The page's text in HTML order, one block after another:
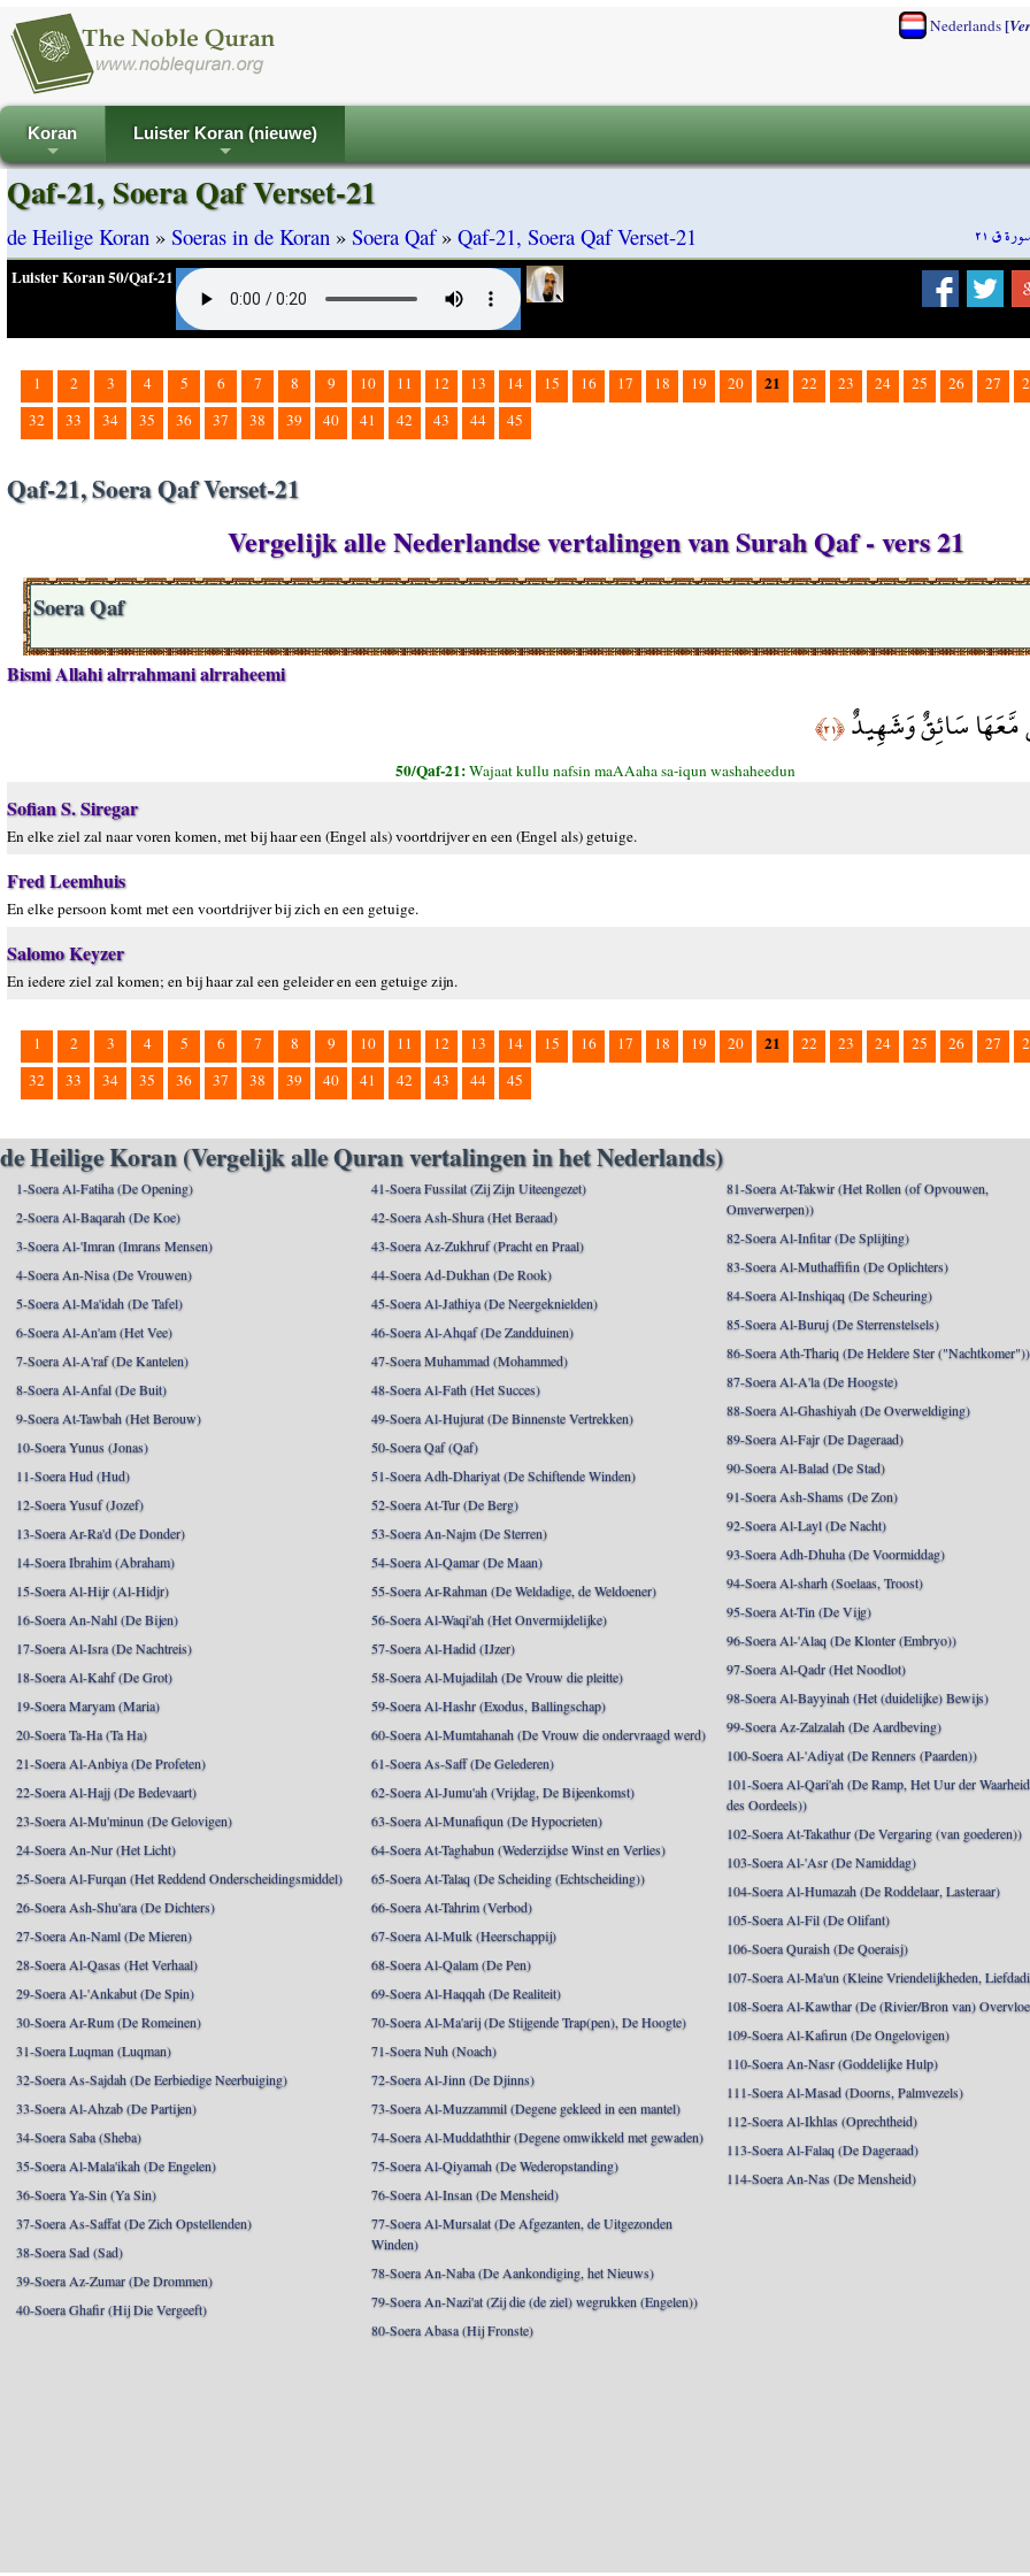
Nederlands[
+
Koran
+
Luister Koran (nieuwe)
ق ٢١
Qaf-21, Soera Qaf Verset-21
de Heilige Koran » Soeras in de Koran » Soera Qaf» Qaf-21, Soera Qaf Verset-21
Luister Koran 50/Qaf-21
1 2 3 4 5 6 7 8 9 10 11 12 13 14 15 16 17 18 19 20 21 22 23 24 25 26 27
32
33 34 35 36 37 38 39 40 41 42 43 44 45
Qaf-21, Soera Qaf Verset-21
Vergelijk alle Nederlandse vertalingen van Surah Qaf - vers 21
Soera Qaf
Bismi Allahi alrrahmani alrraheemi
سَائِقٌ وَشَهِيدٌ﴿٢١﴾
50/Qaf-21:Wajaat kullu nafsin maAAaha sa-iqun washaheedun
Sofian S. Siregar
En elke ziel zal naar voren komen, met bij haar een (Engel als) voortdrijver en een (Engel als) getuige.
Fred Leemhuis
En elke persoon komt met een voortdrijver bij zich en een getuige.
Salomo Keyzer
En iedere ziel zal komen; en bij haar zal een geleider en een getuige zijn.
1 2 3 4 5 6 7 8 9 10 11 12 13 14 15 16 17 18 19 20 21 22 23 24 25 26 27
32
33 34 35 36 37 38 39 40 41 42 43 44 45
de Heilige Koran (Vergelijk alle Quran vertalingen in het Nederlands)
1-Soera Al-Fatiha (De Opening)
2-Soera Al-Baqarah (De Koe)
3-Soera Al-'Imran (Imrans Mensen)
4-Soera An-Nisa (De Vrouwen)
5-Soera Al-Ma'idah (De Tafel)
6-Soera Al-An'am (Het Vee)
7-Soera Al-A'raf (De Kantelen)
8-Soera Al-Anfal (De Buit)
9-Soera At-Tawbah (Het Berouw)
10-Soera Yunus (Jonas)
11-Soera Hud (Hud)
12-Soera Yusuf (Jozef)
13-Soera Ar-Ra'd (De Donder)
14-Soera Ibrahim (Abraham)
15-Soera Al-Hijr (Al-Hidjr)
16-Soera An-Nahl (De Bijen)
17-Soera Al-Isra (De Nachtreis)
18-Soera Al-Kahf (De Grot)
19-Soera Maryam (Maria)
20-Soera Ta-Ha (Ta Ha)
21-Soera Al-Anbiya (De Profeten)
22-Soera Al-Hajj (De Bedevaart)
23-Soera Al-Mu'minun (De Gelovigen)
24-Soera An-Nur (Het Licht)
25-Soera Al-Furqan (Het Reddend Onderscheidingsmiddel)
26-Soera Ash-Shu'ara (De Dichters)
27-Soera An-Naml (De Mieren)
28-Soera Al-Qasas (Het Verhaal)
29-Soera Al-'Ankabut (De Spin)
30-Soera Ar-Rum (De Romeinen)
31-Soera Luqman (Luqman)
32-Soera As-Sajdah (De Eerbiedige Neerbuiging)
33-Soera Al-Ahzab (De Partijen)
34-Soera Saba (Sheba)
35-Soera Al-Mala'ikah (De Engelen)
36-Soera Ya-Sin (Ya Sin)
37-Soera As-Saffat (De Zich Opstellenden)
38-Soera Sad (Sad)
39-Soera Az-Zumar (De Drommen)
40-Soera Ghafir (Hij Die Vergeeft)
41-Soera Fussilat (Zij Zijn Uiteengezet)
42-Soera Ash-Shura (Het Beraad)
43-Soera Az-Zukhruf (Pracht en Praal)
44-Soera Ad-Dukhan (De Rook)
45-Soera Al-Jathiya (De Neergeknielden)
46-Soera Al-Ahqaf (De Zandduinen)
47-Soera Muhammad (Mohammed)
48-Soera Al-Fath (Het Succes)
49-Soera Al-Hujurat (De Binnenste Vertrekken)
50-Soera Qaf (Qaf)
51-Soera Adh-Dhariyat (De Schiftende Winden)
52-Soera At-Tur (De Berg)
53-Soera An-Najm (De Sterren)
54-Soera Al-Qamar (De Maan)
55-Soera Ar-Rahman (De Weldadige, de Weldoener)
56-Soera Al-Waqi'ah (Het Onvermijdelijke)
57-Soera Al-Hadid (IJzer)
58-Soera Al-Mujadilah (De Vrouw die pleitte)
59-Soera Al-Hashr (Exodus, Ballingschap)
60-Soera Al-Mumtahanah (De Vrouw die ondervraagd werd)
61-Soera As-Saff (De Gelederen)
62-Soera Al-Jumu'ah (Vrijdag, De Bijeenkomst)
63-Soera Al-Munafiqun (De Hypocrieten)
64-Soera At-Taghabun (Wederzijdse Winst en Verlies)
65-Soera At-Talaq (De Scheiding (Echtscheiding))
66-Soera At-Tahrim (Verbod)
67-Soera Al-Mulk (Heerschappij)
68-Soera Al-Qalam (De Pen)
69-Soera Al-Haqqah (De Realiteit)
70-Soera Al-Ma'arij (De Stijgende Trap(pen), De Hoogte)
71-Soera Nuh (Noach)
72-Soera Al-Jinn (De Djinns)
73-Soera Al-Muzzammil (Degene gekleed in een mantel)
74-Soera Al-Muddaththir (Degene omwikkeld met gewaden)
75-Soera Al-Qiyamah (De Wederopstanding)
76-Soera Al-Insan (De Mensheid)
77-Soera Al-Mursalat (De Afgezanten, de Uitgezonden
Winden)
78-Soera An-Naba (De Aankondiging, het Nieuws)
79-Soera An-Nazi'at (Zij die (de ziel) wegrukken (Engelen))
80-Soera Abasa (Hij Fronste)
81-Soera At-Takwir (Het Rollen (of Opvouwen,
Omverwerpen))
82-Soera Al-Infitar (De Splijting)
83-Soera Al-Muthaffifin (De Oplichters)
84-Soera Al-Inshiqaq (De Scheuring)
85-Soera Al-Buruj (De Sterrenstelsels)
86-Soera Ath-Thariq (De Heldere Ster ("Nachtkomer"))
87-Soera Al-A'la (De Hoogste)
88-Soera Al-Ghashiyah (De Overweldiging)
89-Soera Al-Fajr (De Dageraad)
90-Soera Al-Balad (De Stad)
91-Soera Ash-Shams (De Zon)
92-Soera Al-Layl (De Nacht)
93-Soera Adh-Dhuha (De Voormiddag)
94-Soera Al-sharh (Soelaas, Troost)
95-Soera At-Tin (De Vijg)
96-Soera Al-'Alaq (De Klonter (Embryo))
97-Soera Al-Qadr (Het Noodlot)
98-Soera Al-Bayyinah (Het (duidelijke) Bewijs)
99-Soera Az-Zalzalah (De Aardbeving)
100-Soera Al-'Adiyat (De Renners (Paarden))
101-Soera Al-Qari'ah (De Ramp, Het Uur der
des Oordeels))
102-Soera At-Takathur (De Vergaring (van goederen))
103-Soera Al-'Asr (De Namiddag)
104-Soera Al-Humazah (De Roddelaar, Lasteraar)
105-Soera Al-Fil (De Olifant)
106-Soera Quraish (De Qoeraisj)
107-Soera Al-Ma'un (Kleine Vriendelijkheden,
108-Soera Al-Kawthar (De (Rivier/Bron van)
109-Soera Al-Kafirun (De Ongelovigen)
110-Soera An-Nasr (Goddelijke Hulp)
111-Soera Al-Masad (Doorns, Palmvezels)
112-Soera Al-Ikhlas (Oprechtheid)
113-Soera Al-Falaq (De Dageraad)
114-Soera An-Nas (De Mensheid)